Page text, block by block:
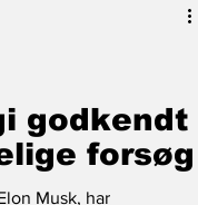
godkendt
forsøg
Musk, har